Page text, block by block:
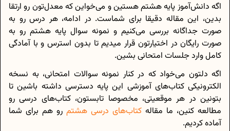
اگه دانش‌آموز پایه هشتم هستین و می‌خواین که معدل‌تون رو ارتقا
بدین، این مقاله دقیقا برای شماست. در ادامه، هر درس رو به
صورت جداگانه بررسی می‌کنیم و نمونه سوال پایه هشتم رو به
صورت رایگان در اختیارتون قرار میدیم تا بدون استرس و با آمادگی
کامل وارد جلسات امتحانی بشین.
اگه دلتون می‌خواد که در کنار نمونه سوالات امتحانی، به نسخه
الکترونیکی کتاب‌های آموزشی این پایه دسترسی داشته باشین تا
بتونین در هر موقعیتی، مخصوصا تابستون، کتاب‌های درسی رو
مطالعه کنین، ما مقاله کتاب‌های درسی هشتم رو هم برای شما
آماده کردیم.